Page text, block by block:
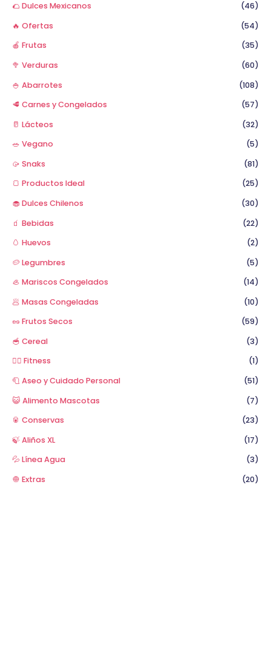
🌮 Dulces Mexicanos
(46)
🔥 Ofertas
(54)
🍎 Frutas
(35)
🥦 Verduras
(60)
🍚 Abarrotes
(108)
🥩 Carnes y Congelados
(57)
🥛 Lácteos
(32)
🥗 Vegano
(5)
🥠 Snaks
(81)
🍞 Productos Ideal
(25)
🧁 Dulces Chilenos
(30)
🧃 Bebidas
(22)
🥚 Huevos
(2)
🥔 Legumbres
(5)
🦪 Mariscos Congelados
(14)
🥟 Masas Congeladas
(10)
🥜 Frutos Secos
(59)
🥣 Cereal
(3)
🏋️‍♂️ Fitness
(1)
🧻 Aseo y Cuidado Personal
(51)
😺 Alimento Mascotas
(7)
🥫 Conservas
(23)
🍃 Aliños XL
(17)
💦 Línea Agua
(3)
🧅 Extras
(20)